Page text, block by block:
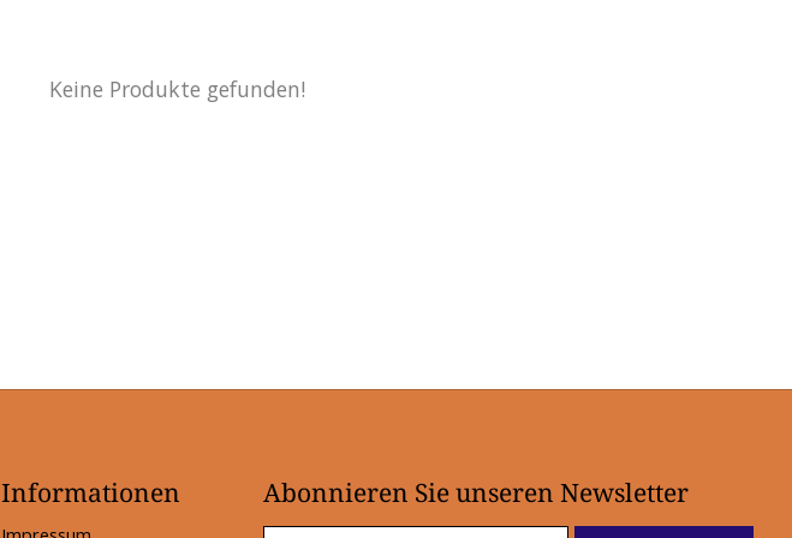
Keine Produkte gefunden!
Informationen Abonnieren Sie unseren Newsletter